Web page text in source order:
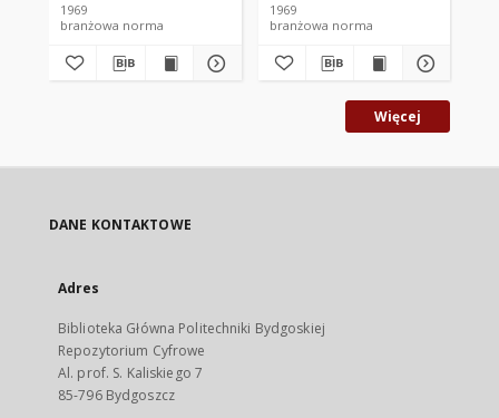
1969
branżowa norma
1969
branżowa norma
Więcej
DANE KONTAKTOWE
Adres
Biblioteka Główna Politechniki Bydgoskiej
Repozytorium Cyfrowe
Al. prof. S. Kaliskiego 7
85-796 Bydgoszcz